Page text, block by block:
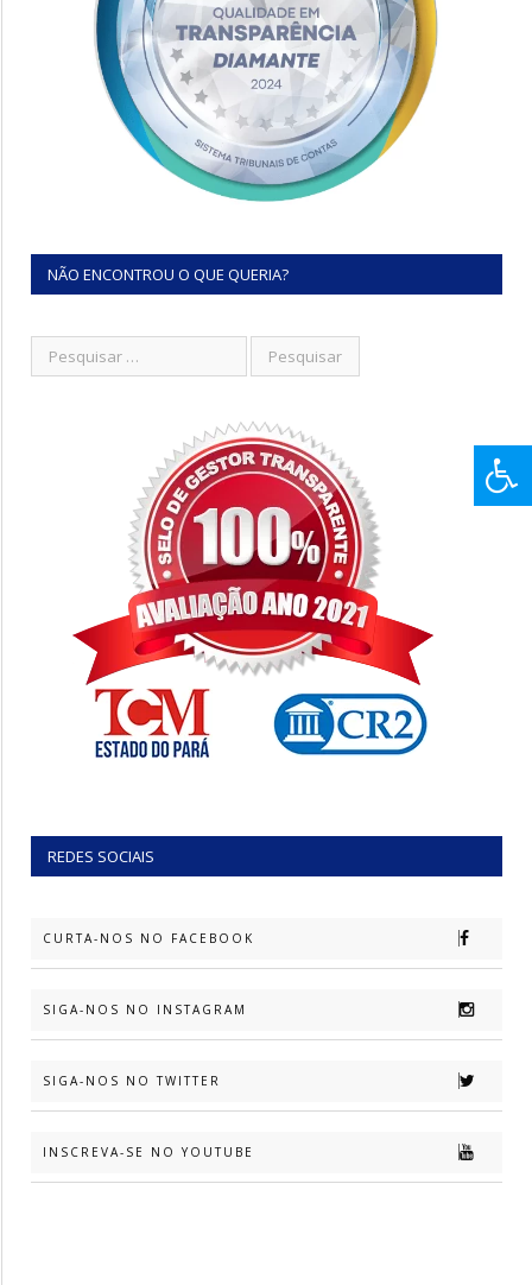
NÃO ENCONTROU O QUE QUERIA?
REDES SOCIAIS
CURTA-NOS NO FACEBOOK
SIGA-NOS NO INSTAGRAM
SIGA-NOS NO TWITTER
INSCREVA-SE NO YOUTUBE